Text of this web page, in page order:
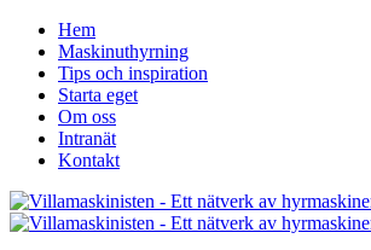
Hem
Maskinuthyrning
Tips och inspiration
Starta eget
Om oss
Intranät
Kontakt